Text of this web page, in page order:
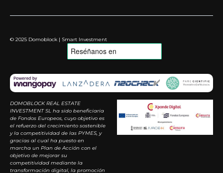
© 2025 Domoblock | Smart Investment
DOMOBLOCK REAL ESTATE
INVESTMENT SL ha sido beneficiaria
de Fondos Europeos, cuyo objetivo es
el refuerzo del crecimiento sostenible
y la competitividad de las PYMES, y
gracias al cual ha puesto en
marcha un Plan de Acción con el
objetivo de mejorar su
competitividad mediante la
transformación digital, la promoción